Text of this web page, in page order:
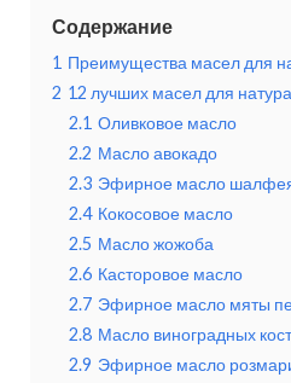
Содержание
1 Преимущества масел для
2 12 лучших масел для
2.1 Оливковое масло
2.2 Масло авокадо
2.3 Эфирное масло
2.4 Кокосовое масло
2.5 Масло жожоба
2.6 Касторовое масло
2.7 Эфирное масло мяты
2.8 Масло виноградных
2.9 Эфирное масло